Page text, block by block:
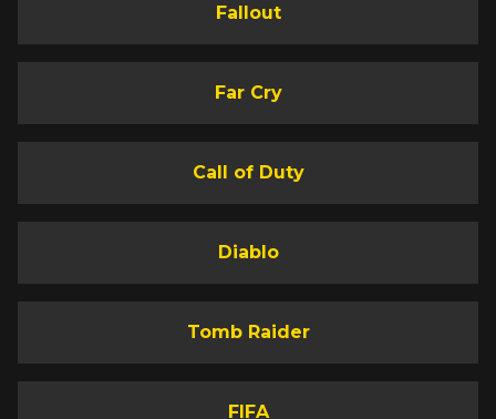
Fallout
Far Cry
Call of Duty
Diablo
Tomb Raider
FIFA